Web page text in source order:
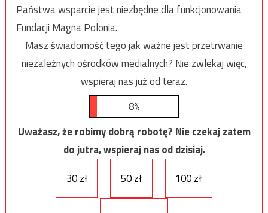
Państwa wsparcie jest niezbędne dla funkcjonowania
Fundacji Magna Polonia.
Masz świadomość tego jak ważne jest przetrwanie
niezależnych ośrodków medialnych? Nie zwlekaj więc,
wspieraj nas już od teraz.
8%
Uważasz, że robimy dobrą robotę? Nie czekaj zatem
do jutra, wspieraj nas od dzisiaj.
30 zł
50 zł 100 zł